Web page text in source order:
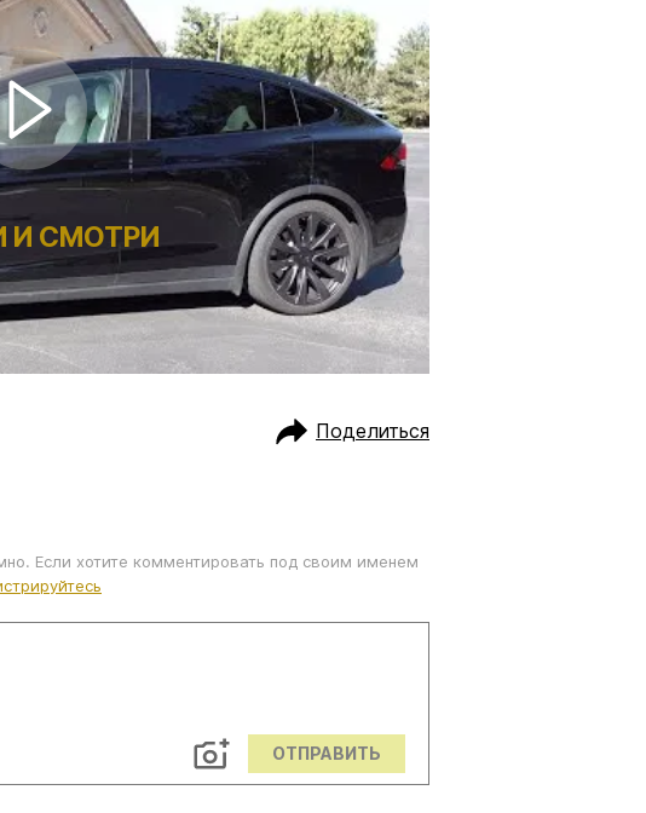
СМОТРИ
Поделиться
Если хотите комментировать под своим именем
ОТПРАВИТЬ